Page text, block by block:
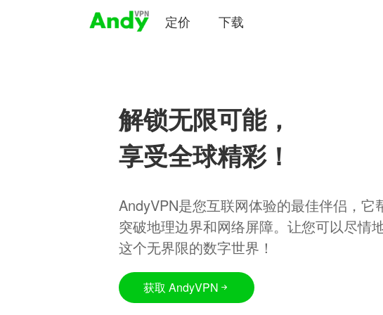
定价 下载
解锁无限可能，
享受全球精彩！
AndyVPN是您互联网体验的最佳伴侣，它
突破地理边界和网络屏障。让您可以尽情
这个无界限的数字世界！
获取 AndyVPN